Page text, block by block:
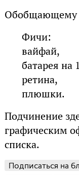
Обобщающему
Фичи:
вайфай,
батарея на
ретина,
плюшки.
Подчинение
графическим
списка.
Подписаться на